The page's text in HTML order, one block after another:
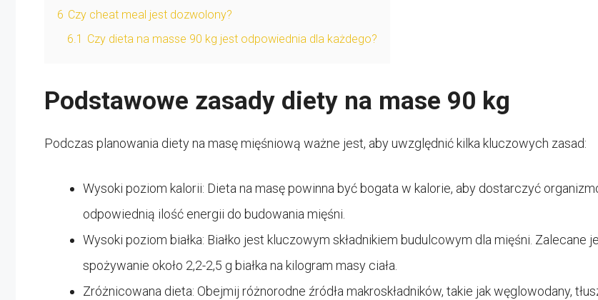
6 Czy cheat meal jest dozwolony?
6.1 Czy dieta na masse 90 kg jest odpowiednia dla każdego?
Podstawowe zasady diety na mase 90 kg
Podczas planowania diety na masę mięśniową ważne jest, aby uwzględnić kilka kluczowych zasad:
Wysoki poziom kalorii: Dieta na masę powinna być bogata w kalorie, aby dostarczyć
odpowiednią ilość energii do budowania mięśni.
Wysoki poziom białka: Białko jest kluczowym składnikiem budulcowym dla mięśni. Zalecane
spożywanie około 2,2-2,5 g białka na kilogram masy ciała.
Zróżnicowana dieta: Obejmij różnorodne źródła makroskładników, takie jak węglowodany,